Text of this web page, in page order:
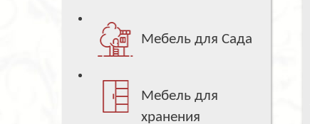
Мебель для Сада
Мебель для
хранения